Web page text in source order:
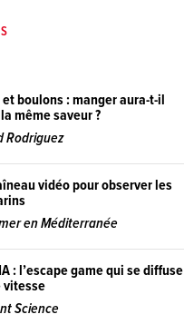
et boulons : manger aura-t-il
même saveur ?
Rodriguez
vidéo pour observer les
en Méditerranée
: l’escape game qui se diffuse
vitesse
Science